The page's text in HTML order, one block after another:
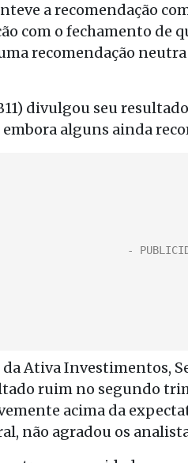
a recomendação
com o fechamento de
recomendação
divulgou seu
alguns ainda
da Ativa Investimentos,
ruim no segundo
acima da
não agradou os